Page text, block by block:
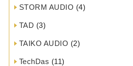
STORM AUDIO (4)
TAD (3)
TAIKO AUDIO (2)
TechDas (11)